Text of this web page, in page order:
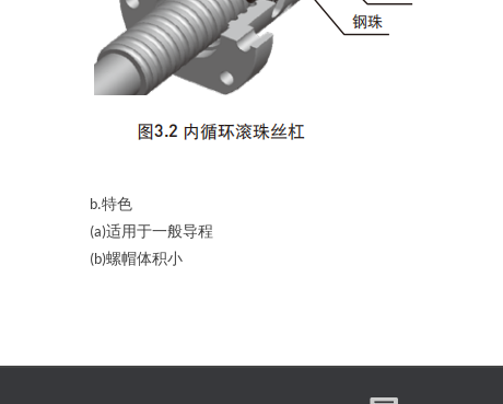
b.特色
(a)适用于一般导程
(b)螺帽体积小